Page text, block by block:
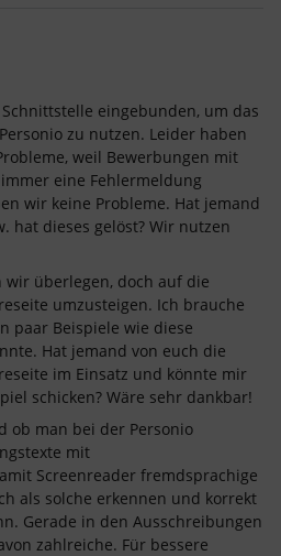
eingebunden, um das
zu nutzen. Leider haben
weil Bewerbungen mit
eine Fehlermeldung
wir keine Probleme. Hat jemand
hat dieses gelöst? Wir nutzen
überlegen, doch auf die
umzusteigen. Ich brauche
paar Beispiele wie diese
Hat jemand von euch die
im Einsatz und könnte mir
schicken? Wäre sehr dankbar!
ob man bei der Personio
mit
Screenreader fremdsprachige
als solche erkennen und korrekt
Gerade in den Ausschreibungen
zahlreiche. Für bessere